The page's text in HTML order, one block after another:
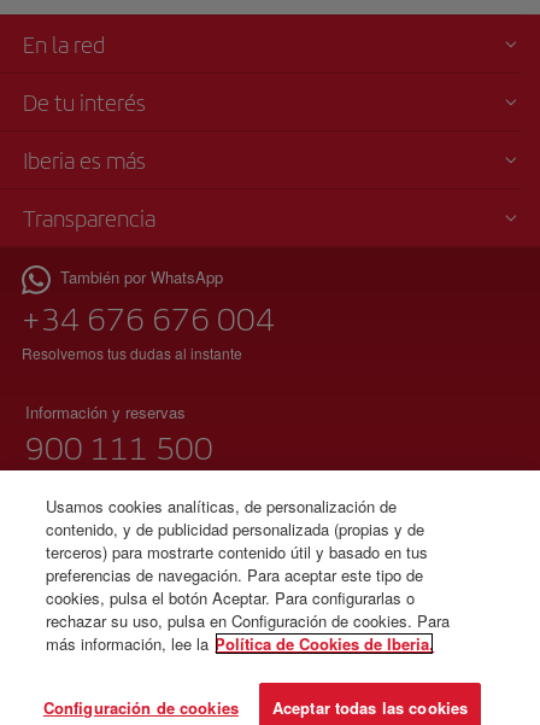
En la red
De tu interés
Iberia es más
Transparencia
También por WhatsApp
+34 676 676 004
Resolvemos tus dudas al instante
Información y reservas
900 111 500
Lunes a domingo 00:00 – 24:00 horas
91 333 67 01
(teléfono local sin tarificación adicional)
español e inglés
Usamos cookies analíticas, de personalización de
contenido, y de publicidad personalizada (propias y de
terceros) para mostrarte contenido útil y basado en tus
preferencias de navegación. Para aceptar este tipo de
cookies, pulsa el botón Aceptar. Para configurarlas o
rechazar su uso, pulsa en Configuración de cookies. Para
más información, lee la Política de Cookies de Iberia.
Configuración de cookies Aceptar todas las cookies